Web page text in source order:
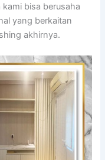
bisa berusaha
yang berkaitan
akhirnya.